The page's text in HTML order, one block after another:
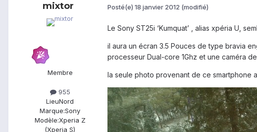
mixtor
Membre
955
LieuNord
Marque:Sony
Modèle:Xperia Z
(Xperia S)
Posté(e) 18 janvier 2012 (modifié)
Le Sony ST25i ‘Kumquat’ , alias xpéria U,
il aura un écran 3.5 Pouces de type bravia
processeur Dual-core 1Ghz et une caméra
la seule photo provenant de ce smartphone